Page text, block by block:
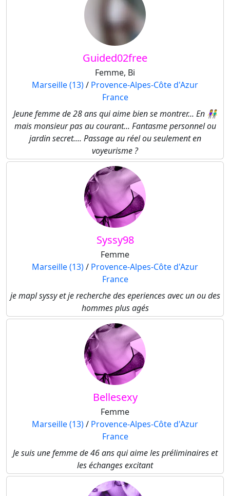
Guided02free
Femme, Bi
Marseille (13)/ Provence-Alpes-Côte d'Azur
France
Jeune femme de 28 ans qui aime bien se montrer... En 👫
mais monsieur pas au courant... Fantasme personnel ou
jardin secret.... Passage au réel ou seulement en
voyeurisme ?
Syssy98
Femme
Marseille (13)/ Provence-Alpes-Côte d'Azur
France
je mapl syssy et je recherche des eperiences avec un ou des
hommes plus agés
Bellesexy
Femme
Marseille (13)/ Provence-Alpes-Côte d'Azur
France
Je suis une femme de 46 ans qui aime les préliminaires et
les échanges excitant